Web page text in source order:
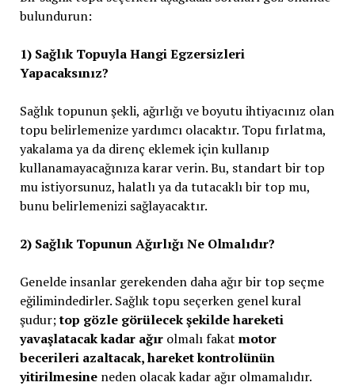
bulundurun:
1) Sağlık Topuyla Hangi Egzersizleri
Yapacaksınız?
Sağlık topunun şekli, ağırlığı ve boyutu ihtiyacınız olan
topu belirlemenize yardımcı olacaktır. Topu fırlatma,
yakalama ya da direnç eklemek için kullanıp
kullanamayacağınıza karar verin. Bu, standart bir top
mu istiyorsunuz, halatlı ya da tutacaklı bir top mu,
bunu belirlemenizi sağlayacaktır.
2) Sağlık Topunun Ağırlığı Ne Olmalıdır?
Genelde insanlar gerekenden daha ağır bir top seçme
eğilimindedirler. Sağlık topu seçerken genel kural
şudur;top gözle görülecek şekilde hareketi
yavaşlatacak kadar ağırolmalı fakat motor
becerileri azaltacak, hareket kontrolünün
yitirilmesineneden olacak kadar ağır olmamalıdır.